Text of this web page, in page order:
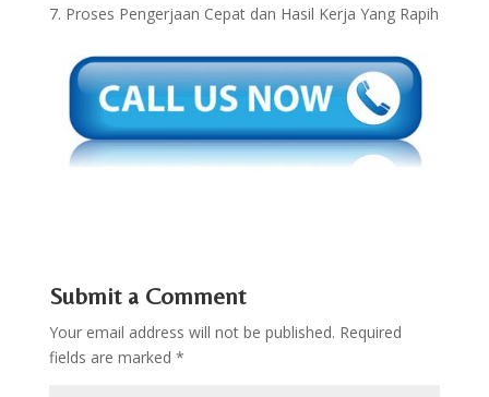
7. Proses Pengerjaan Cepat dan Hasil Kerja Yang Rapih
Submit a Comment
Your email address will not be published. Required
fields are marked *